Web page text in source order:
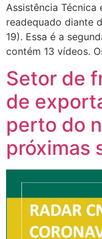
Assistência Técnica
readequado diante
19). Essa é a
contém 13 vídeos.
Setor de
de
perto do
próximas